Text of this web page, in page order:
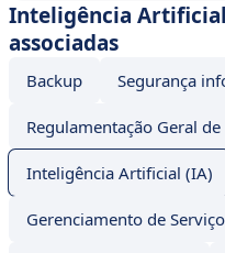
Inteligência
associadas
Backup Segurança
Regulamentação Geral
Inteligência Artificial (IA)
Gerenciamento de